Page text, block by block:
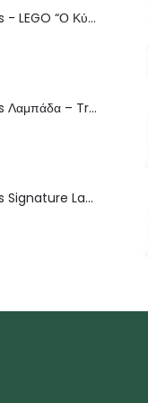
Replay Toys - LEGO “Ο Κύβος” - Νέα Σειρά Πάσχα 2026 Λαμπάδα
Replay Toys Λαμπάδα – Tropical Fern Edition
Replay Toys Signature Lambada-Tropical Fern edition 2026